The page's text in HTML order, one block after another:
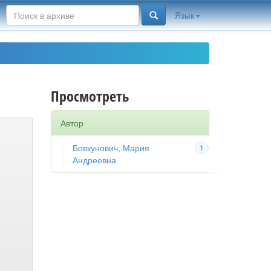
Язык
Просмотреть
Автор
1
Бовкунович, Мария
Андреевна